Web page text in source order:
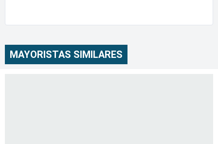
MAYORISTAS SIMILARES